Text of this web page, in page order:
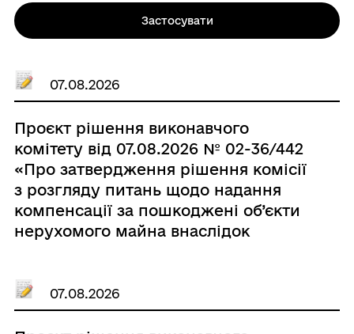
07.08.2026
Проєкт рішення виконавчого
комітету від 07.08.2026 № 02-36/442
«Про затвердження рішення комісії
з розгляду питань щодо надання
компенсації за пошкоджені об’єкти
нерухомого майна внаслідок
агресією російської федерації проти
України від 05 серпня 2026 р.
07.08.2026
Застосувати